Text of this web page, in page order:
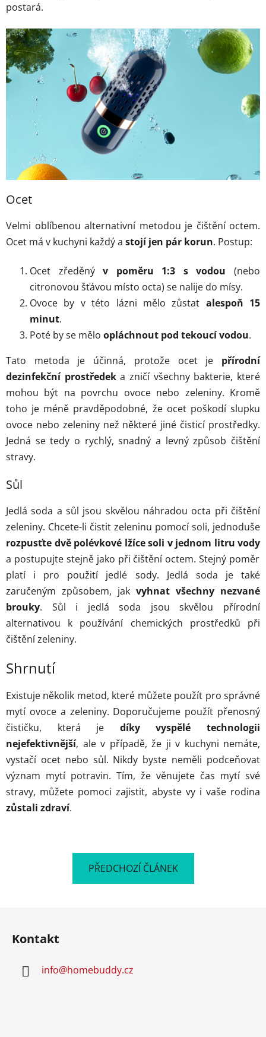
postará.
Ocet
Velmi oblíbenou alternativní metodou je čištění octem.
Ocet má v kuchyni každý a stojí jen pár korun. Postup:
Ocet zředěnýv poměru 1:3 s vodou(nebo
citronovou šťávou místo octa) se nalije do mísy.
Ovoce by v této lázni mělo zůstat alespoň 15
minut.
Poté by se mělo opláchnout pod tekoucí vodou.
Tato metoda je účinná, protože ocet je přírodní
dezinfekční prostředeka zničí všechny bakterie, které
mohou být na povrchu ovoce nebo zeleniny. Kromě
toho je méně pravděpodobné, že ocet poškodí slupku
ovoce nebo zeleniny než některé jiné čisticí prostředky.
Jedná se tedy o rychlý, snadný a levný způsob čištění
stravy.
Sůl
Jedlá soda a sůl jsou skvělou náhradou octa při čištění
zeleniny. Chcete-li čistit zeleninu pomocí soli, jednoduše
rozpusťte dvě polévkové lžíce soli v jednom litru vody
a postupujte stejně jako při čištění octem. Stejný poměr
platí i pro použití jedlé sody. Jedlá soda je také
zaručeným způsobem, jak vyhnat všechny nezvané
brouky. Sůl i jedlá soda jsou skvělou přírodní
alternativou k používání chemických prostředků při
čištění zeleniny.
Shrnutí
Existuje několik metod, které můžete použít pro správné
mytí ovoce a zeleniny. Doporučujeme použít přenosný
čističku, která je díky vyspělé technologii
nejefektivnější, ale v případě, že ji v kuchyni nemáte,
vystačí ocet nebo sůl. Nikdy byste neměli podceňovat
význam mytí potravin. Tím, že věnujete čas mytí své
stravy, můžete pomoci zajistit, abyste vy i vaše rodina
zůstali zdraví.
PŘEDCHOZÍ ČLÁNEK
Kontakt
info@homebuddy.cz